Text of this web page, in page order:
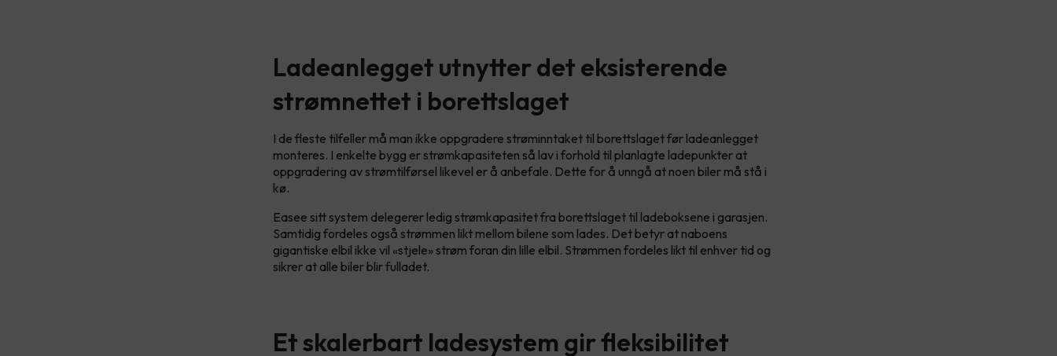
Ladeanlegget utnytter det eksisterende
strømnettet i borettslaget
I de fleste tilfeller må man ikke oppgradere strøminntaket til borettslaget før ladeanlegget
monteres. I enkelte bygg er strømkapasiteten så lav i forhold til planlagte ladepunkter at
oppgradering av strømtilførsel likevel er å anbefale. Dette for å unngå at noen biler må stå i
kø.
Easee sitt system delegerer ledig strømkapasitet fra borettslaget til ladeboksene i garasjen.
Samtidig fordeles også strømmen likt mellom bilene som lades. Det betyr at naboens
gigantiske elbil ikke vil «stjele» strøm foran din lille elbil. Strømmen fordeles likt til enhver tid og
sikrer at alle biler blir fulladet.
Et skalerbart ladesystem gir fleksibilitet